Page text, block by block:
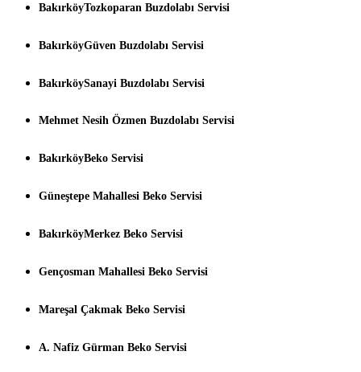
BakırköyTozkoparan Buzdolabı Servisi
BakırköyGüven Buzdolabı Servisi
BakırköySanayi Buzdolabı Servisi
Mehmet Nesih Özmen Buzdolabı Servisi
BakırköyBeko Servisi
Güneştepe Mahallesi Beko Servisi
BakırköyMerkez Beko Servisi
Gençosman Mahallesi Beko Servisi
Mareşal Çakmak Beko Servisi
A. Nafiz Gürman Beko Servisi